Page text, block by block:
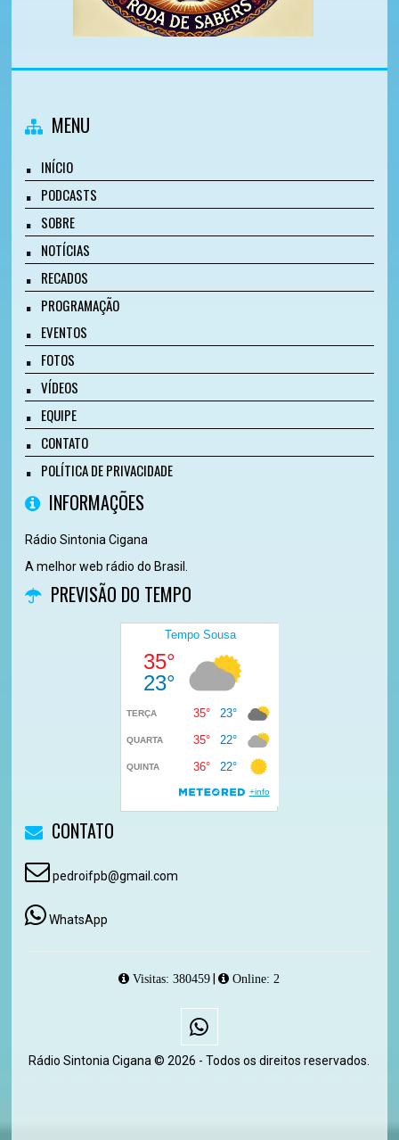
MENU
INÍCIO
PODCASTS
SOBRE
NOTÍCIAS
RECADOS
PROGRAMAÇÃO
EVENTOS
FOTOS
VÍDEOS
EQUIPE
CONTATO
POLÍTICA DE PRIVACIDADE
INFORMAÇÕES
Rádio Sintonia Cigana
A melhor web rádio do Brasil.
PREVISÃO DO TEMPO
CONTATO
pedroifpb@gmail.com
WhatsApp
Visitas: 380459 | Online: 2
Rádio Sintonia Cigana © 2026 - Todos os direitos reservados.